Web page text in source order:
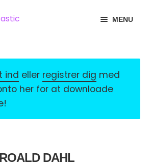
MENU
CHILD
MENU
CHILD
ind eller registrer dig med
her for at downloade
DAHL